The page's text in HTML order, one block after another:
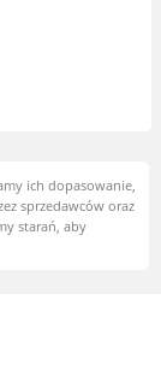
ich dopasowanie,
sprzedawców oraz
starań, aby